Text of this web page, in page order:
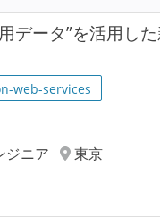
データ”を活用し
web-services
ジニア
東京